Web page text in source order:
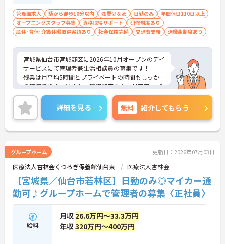
管理職求人 駅から徒歩10分以内 残業少なめ 日勤のみ
年間休日110日以上
オープニングスタッフ募集
資格取得サポート
研修制度あり
産休･育休･介護休暇取得実績あり
社会保険完備 交通費支給 退職金制度あり
宮城県仙台市宮城野区に2026年10月オープンのデイ
サービスにて管理者兼生活相談員の募集です！
残業は月平均5時間とプライベートの時間もしっか
り確保できます◎また、研修制度やキャリアアップ
支援も充実しています。
ご興味のある方には、面接対策ポイントなど、さら
に詳細をご案内しますのでお気軽にご相談くださ
い！
詳細を見る 無料 紹介してもらう
グループホーム 更新日：2026年07月03日
医療法人杏林会くつろぎ保養館仙台東 医療法人杏林会
【宮城県／仙台市若林区】日勤のみ◎マイカー通
勤可♪グループホームで管理者の募集〈正社員〉
給料
月収 26.6万円～33.3万円
年収320万円～400万円